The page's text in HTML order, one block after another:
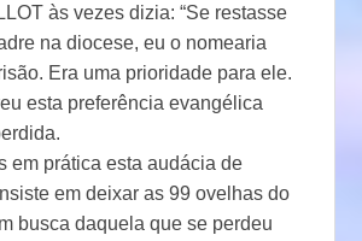
às vezes dizia: “Se restasse
na diocese, eu o nomearia
Era uma prioridade para ele.
esta preferência evangélica
em prática esta audácia de
em deixar as 99 ovelhas do
busca daquela que se perdeu